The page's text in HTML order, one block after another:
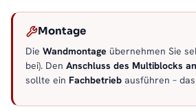
Montage
Die Wandmontage übernehmen Sie
bei). Den Anschluss des Multiblocks
sollte ein Fachbetrieb ausführen –